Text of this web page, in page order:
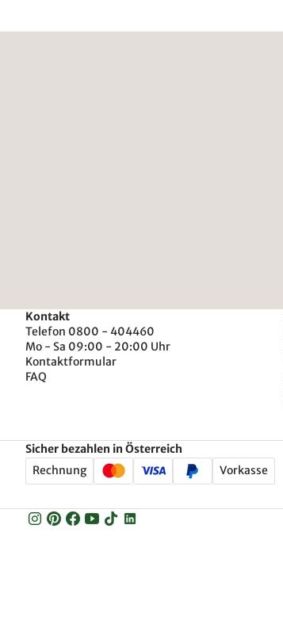
Kontakt
Telefon 0800 - 404460
Mo - Sa 09:00 - 20:00 Uhr
Kontaktformular
FAQ
Sicher bezahlen in Österreich
Rechnung
Vorkasse